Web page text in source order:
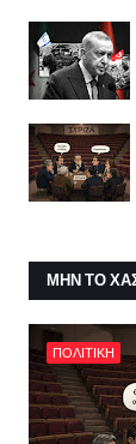
ΜΗΝ ΤΟ
ΠΟΛΙΤΙΚΗ